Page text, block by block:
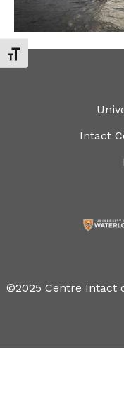
Changer la taille de la
Intact
©2025 Centre Intact